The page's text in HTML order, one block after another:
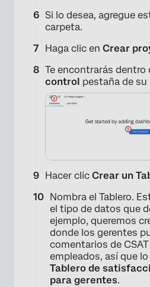
Si lo desea, agregue
carpeta.
Haga clic en Crear
Te encontrarás dentro
control pestaña de su
Hacer clic Crear un
Nombra el Tablero.
el tipo de datos que
ejemplo, queremos
donde los gerentes
comentarios de
empleados, así que
Tablero de
para gerentes.